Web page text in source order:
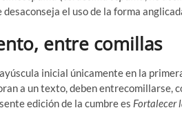
el uso de la forma
entre comillas
inicial únicamente en la
a un texto, deben entrecomillarse,
edición de la cumbre es Fortalecer